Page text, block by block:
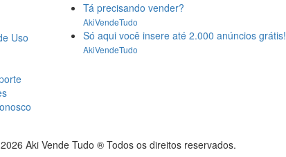
Uso
Tá precisando vender?
AkiVendeTudo
Só aqui você insere até 2.000 anúncios grátis!
AkiVendeTudo
Aki Vende Tudo ® Todos os direitos reservados.